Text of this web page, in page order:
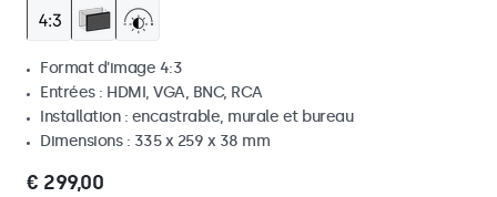
Format d'image 4:3
Entrées : HDMI, VGA, BNC, RCA
Installation : encastrable, murale et bureau
Dimensions : 335 x 259 x 38 mm
€ 299,00